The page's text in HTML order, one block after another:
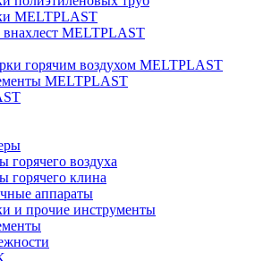
MELTPLAST
внахлест MELTPLAST
горячим воздухом MELTPLAST
MELTPLAST
горячего воздуха
горячего клина
аппараты
и прочие инструменты